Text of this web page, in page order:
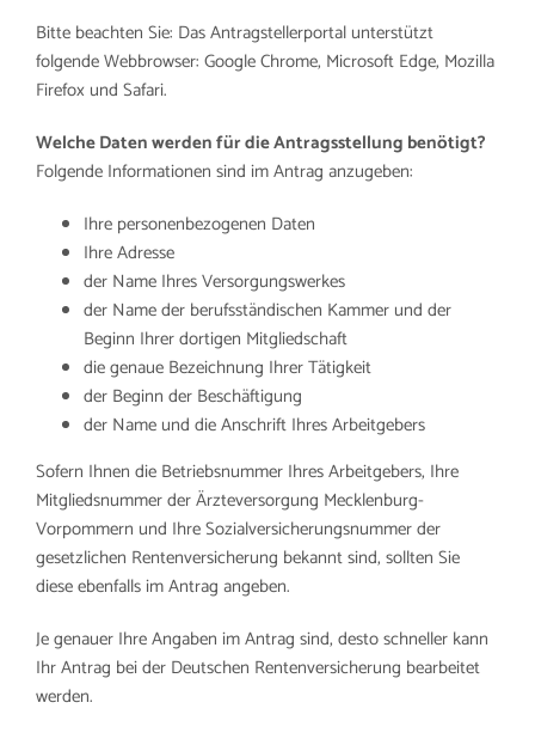
Bitte beachten Sie: Das Antragstellerportal unterstützt
folgende Webbrowser: Google Chrome, Microsoft Edge, Mozilla
Firefox und Safari.
Welche Daten werden für die Antragsstellung benötigt?
Folgende Informationen sind im Antrag anzugeben:
Ihre personenbezogenen Daten
Ihre Adresse
der Name Ihres Versorgungswerkes
der Name der berufsständischen Kammer und der
Beginn Ihrer dortigen Mitgliedschaft
die genaue Bezeichnung Ihrer Tätigkeit
der Beginn der Beschäftigung
der Name und die Anschrift Ihres Arbeitgebers
Sofern Ihnen die Betriebsnummer Ihres Arbeitgebers, Ihre
Mitgliedsnummer der Ärzteversorgung Mecklenburg-
Vorpommern und Ihre Sozialversicherungsnummer der
gesetzlichen Rentenversicherung bekannt sind, sollten Sie
diese ebenfalls im Antrag angeben.
Je genauer Ihre Angaben im Antrag sind, desto schneller kann
Ihr Antrag bei der Deutschen Rentenversicherung bearbeitet
werden.